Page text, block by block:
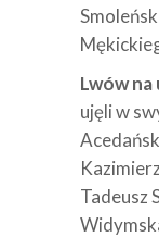
Lwów
ujęli w
Tadeusz